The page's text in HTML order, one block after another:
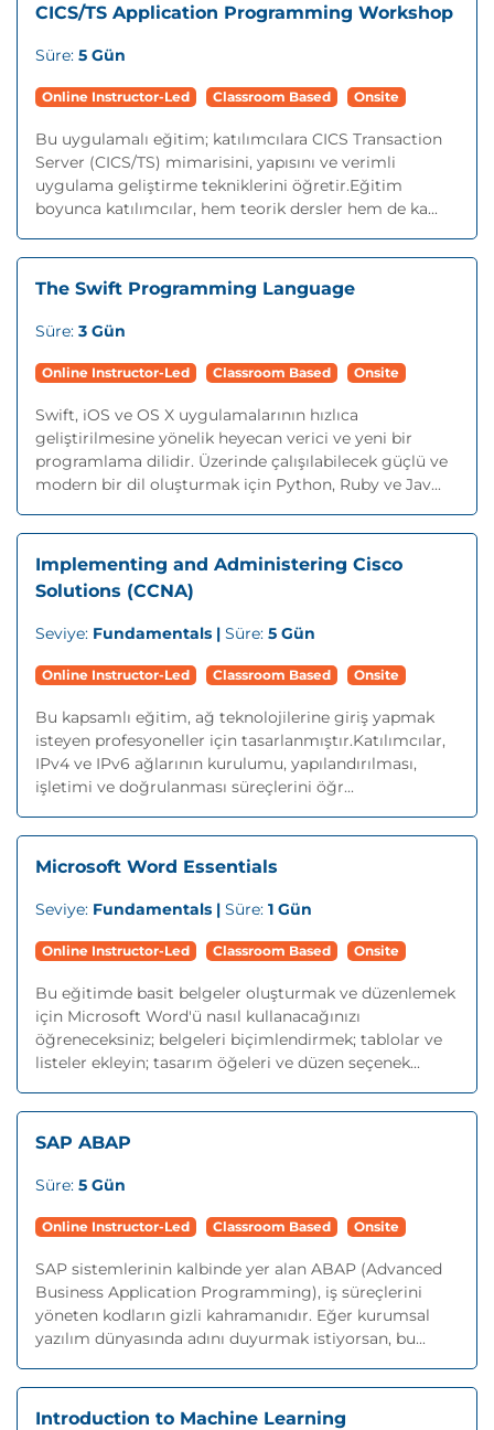
CICS/TS Application Programming Workshop
Süre: 5 Gün
Online Instructor-Led Classroom Based Onsite
Bu uygulamalı eğitim; katılımcılara CICS Transaction
Server (CICS/TS) mimarisini, yapısını ve verimli
uygulama geliştirme tekniklerini öğretir.Eğitim
boyunca katılımcılar, hem teorik dersler hem de ka...
The Swift Programming Language
Süre: 3 Gün
Online Instructor-Led Classroom Based Onsite
Swift, iOS ve OS X uygulamalarının hızlıca
geliştirilmesine yönelik heyecan verici ve yeni bir
programlama dilidir. Üzerinde çalışılabilecek güçlü ve
modern bir dil oluşturmak için Python, Ruby ve Jav...
Implementing and Administering Cisco
Solutions (CCNA)
Seviye: Fundamentals | Süre: 5 Gün
Online Instructor-Led Classroom Based Onsite
Bu kapsamlı eğitim, ağ teknolojilerine giriş yapmak
isteyen profesyoneller için tasarlanmıştır.Katılımcılar,
IPv4 ve IPv6 ağlarının kurulumu, yapılandırılması,
işletimi ve doğrulanması süreçlerini öğr...
Microsoft Word Essentials
Seviye: Fundamentals | Süre: 1 Gün
Online Instructor-Led Classroom Based Onsite
Bu eğitimde basit belgeler oluşturmak ve düzenlemek
için Microsoft Word'ü nasıl kullanacağınızı
öğreneceksiniz; belgeleri biçimlendirmek; tablolar ve
listeler ekleyin; tasarım öğeleri ve düzen seçenek...
SAP ABAP
Süre: 5 Gün
Online Instructor-Led Classroom Based Onsite
SAP sistemlerinin kalbinde yer alan ABAP (Advanced
Business Application Programming), iş süreçlerini
yöneten kodların gizli kahramanıdır. Eğer kurumsal
yazılım dünyasında adını duyurmak istiyorsan, bu...
Introduction to Machine Learning